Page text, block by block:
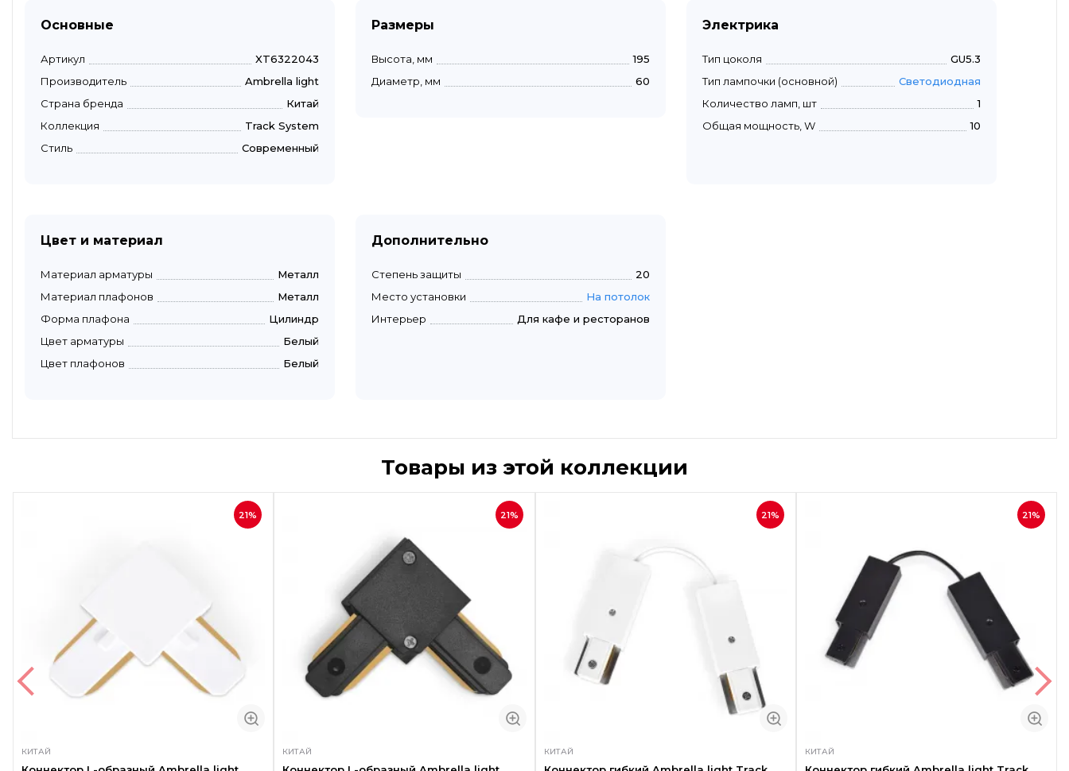
Основные
Артикул
XT6322043
Производитель
Ambrella light
Страна бренда
Китай
Коллекция
Track System
Стиль
Современный
Размеры
Высота, мм
195
Диаметр, мм
60
Электрика
Тип цоколя
GU5.3
Тип лампочки (основной)
Светодиодная
Количество ламп, шт
1
Общая мощность, W
10
Цвет и материал
Материал арматуры
Металл
Материал плафонов
Металл
Форма плафона
Цилиндр
Цвет арматуры
Белый
Цвет плафонов
Белый
Дополнительно
Степень защиты
20
Место установки
На потолок
Интерьер
Для кафе и ресторанов
Товары из этой коллекции
21%
КИТАЙ
21%
КИТАЙ
21%
КИТАЙ
21%
КИТАЙ
Быстрый просмотр Быстрый просмотр